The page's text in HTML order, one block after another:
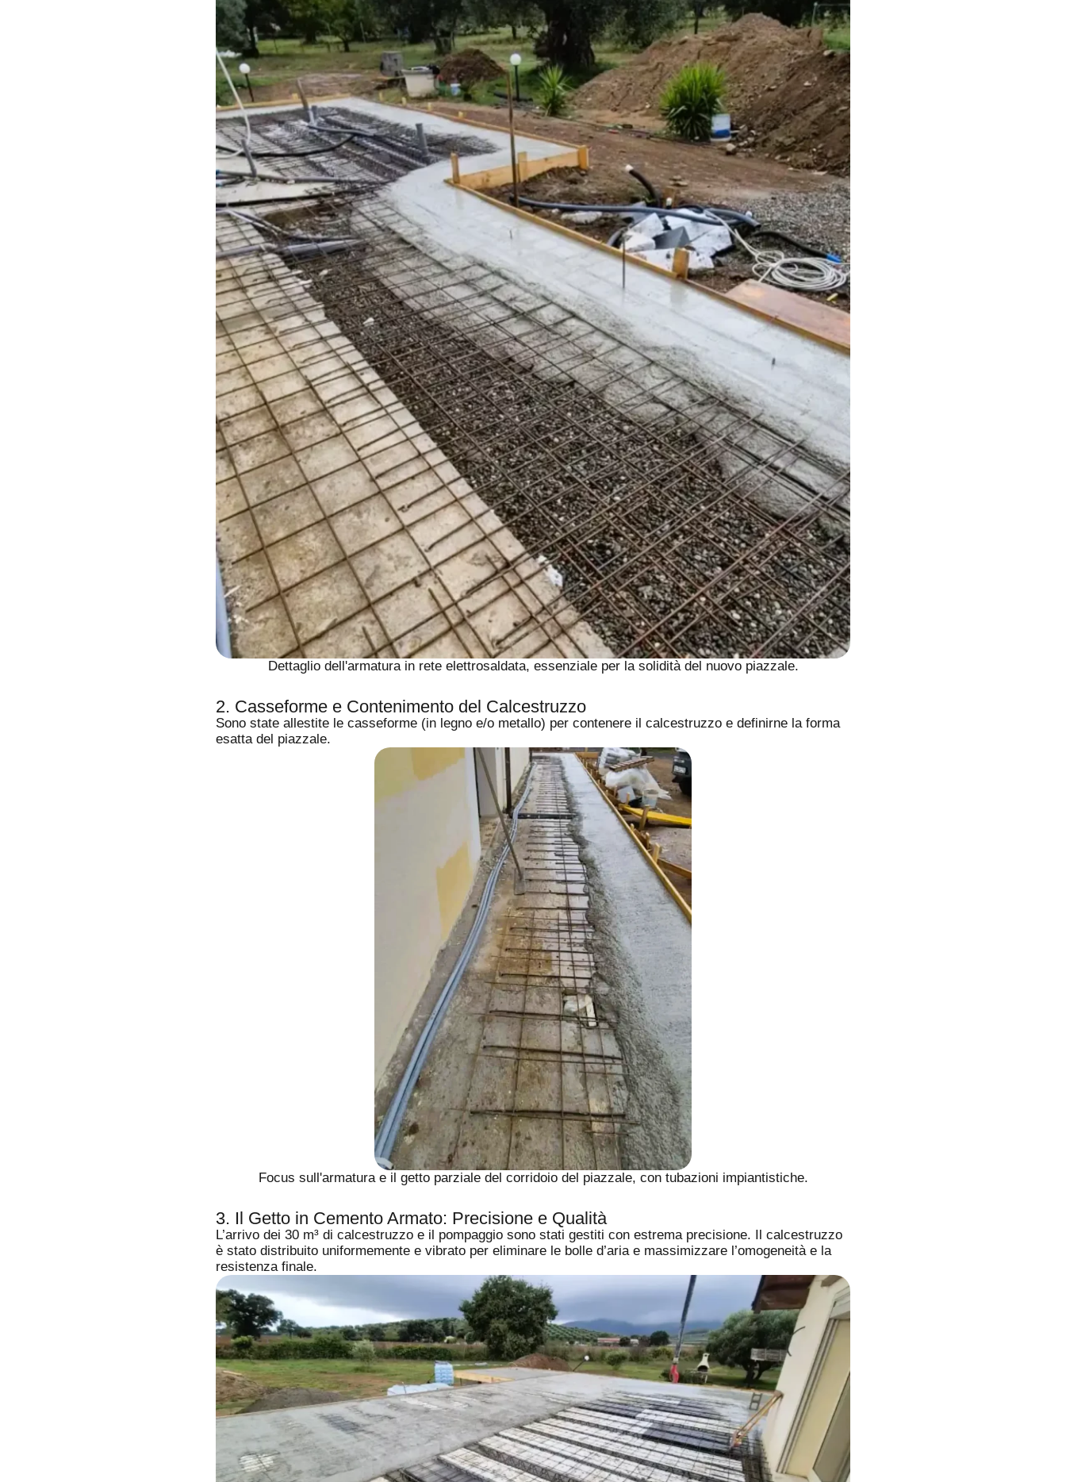
Dettaglio dell'armatura in rete elettrosaldata, essenziale per la solidità del nuovo piazzale.
2. Casseforme e Contenimento del Calcestruzzo
Sono state allestite le casseforme (in legno e/o metallo) per contenere il calcestruzzo e definirne la forma
esatta del piazzale.
Focus sull'armatura e il getto parziale del corridoio del piazzale, con tubazioni impiantistiche.
3. Il Getto in Cemento Armato: Precisione e Qualità
L’arrivo dei 30 m³ di calcestruzzo e il pompaggio sono stati gestiti con estrema precisione. Il calcestruzzo
è stato distribuito uniformemente e vibrato per eliminare le bolle d’aria e massimizzare l’omogeneità e la
resistenza finale.